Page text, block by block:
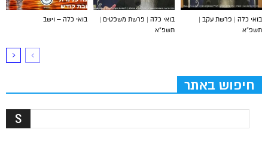
בואי כלה – וישב
בואי כלה | פרשת משפטים |
תשפ”א
בואי כלה | פרשת עקב |
תשפ”א
חיפוש באתר